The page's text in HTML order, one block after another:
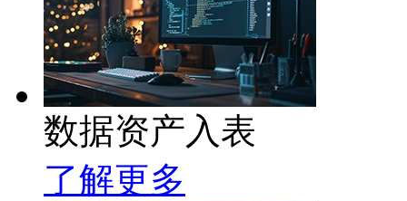
数据资产入表
了解更多